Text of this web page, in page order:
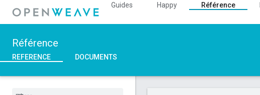
Guides Happy Référence
Référence
REFERENCE DOCUMENTS